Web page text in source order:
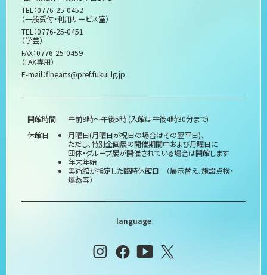
TEL：0776-25-0452
（一般受付・利用サービス室）
TEL：0776-25-0451
（学芸）
FAX：0776-25-0459
（FAX専用）
E-mail：finearts@pref.fukui.lg.jp
開館時間
午前9時～午後5時 (入館は午後4時30分まで)
休館日
月曜日(月曜日が祝日の場合はその翌平日)、
ただし、特別企画展の開催期間中および月曜日に
団体・グループ展が開催されている場合は開館します
年末年始
美術館が指定した臨時休館日 （展示替え、施設点検・
燻蒸等）
language